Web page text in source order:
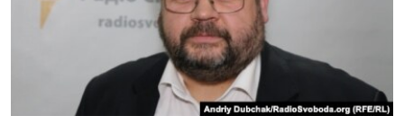
ВІДЕОУРОКИ «ELIFBE»
УКРАЇНСЬКА ПРОБЛЕМА КРИМУ
ІНФОГРАФІКА
Русский
ДОЛУЧАЙСЯ!